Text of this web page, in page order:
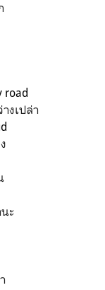
road
งเปล่า
ะ